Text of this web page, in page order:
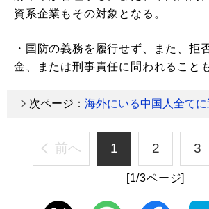
資系企業もその対象となる。
・国防の義務を履行せず、また、拒
金、または刑事責任に問われること
次ページ： 海外にいる中国人全てに
前へ 1 2 3
[1/3ページ]